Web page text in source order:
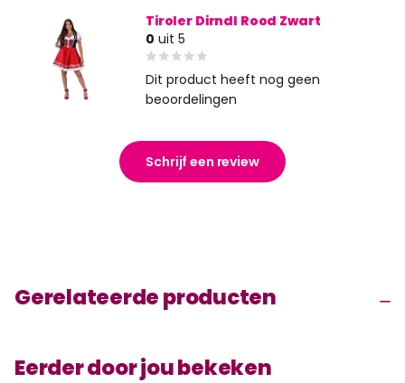
Tiroler Dirndl Rood Zwart
0 uit 5
Dit product heeft nog geen
beoordelingen
Schrijf een review
Gerelateerde producten
Eerder door jou bekeken